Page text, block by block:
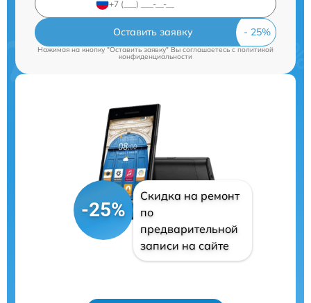
Оставить заявку
Нажимая на кнопку "Оставить заявку" Вы соглашаетесь c политикой
конфиденциальности
-25%
Скидка на ремонт
по
предварительной
записи на сайте